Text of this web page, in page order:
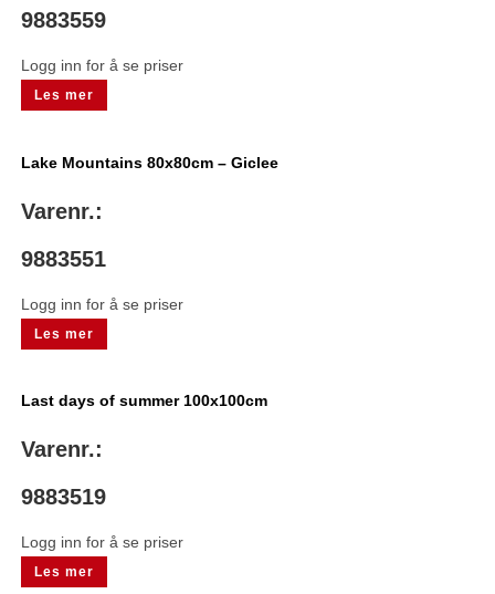
9883559
Logg inn for å se priser
Les mer
Lake Mountains 80x80cm – Giclee
Varenr.:
9883551
Logg inn for å se priser
Les mer
Last days of summer 100x100cm
Varenr.:
9883519
Logg inn for å se priser
Les mer